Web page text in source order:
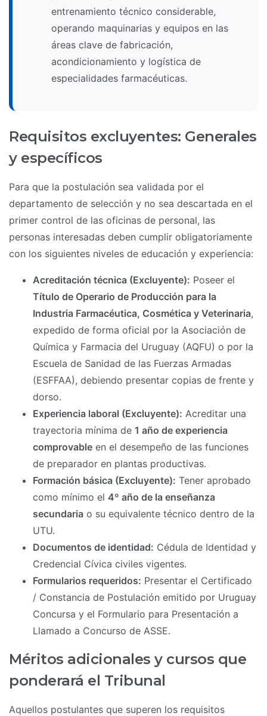
entrenamiento técnico considerable,
operando maquinarias y equipos en las
áreas clave de fabricación,
acondicionamiento y logística de
especialidades farmacéuticas.
Requisitos excluyentes: Generales
y específicos
Para que la postulación sea validada por el
departamento de selección y no sea descartada en el
primer control de las oficinas de personal, las
personas interesadas deben cumplir obligatoriamente
con los siguientes niveles de educación y experiencia:
Acreditación técnica (Excluyente): Poseer el
Título de Operario de Producción para la
Industria Farmacéutica, Cosmética y Veterinaria,
expedido de forma oficial por la Asociación de
Química y Farmacia del Uruguay (AQFU) o por la
Escuela de Sanidad de las Fuerzas Armadas
(ESFFAA), debiendo presentar copias de frente y
dorso.
Experiencia laboral (Excluyente): Acreditar una
trayectoria mínima de 1 año de experiencia
comprovable en el desempeño de las funciones
de preparador en plantas productivas.
Formación básica (Excluyente): Tener aprobado
como mínimo el 4º año de la enseñanza
secundaria o su equivalente técnico dentro de la
UTU.
Documentos de identidad: Cédula de Identidad y
Credencial Cívica civiles vigentes.
Formularios requeridos: Presentar el Certificado
/ Constancia de Postulación emitido por Uruguay
Concursa y el Formulario para Presentación a
Llamado a Concurso de ASSE.
Méritos adicionales y cursos que
ponderará el Tribunal
Aquellos postulantes que superen los requisitos